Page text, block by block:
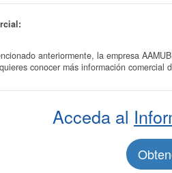
anteriormente, la empresa
conocer más información
Acceda al